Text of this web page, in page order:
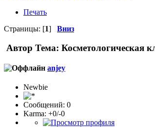
Печать
Страницы: [1] Вниз
Автор Тема: Косметологическая
anjey
Newbie
Сообщений: 0
Karma: +0/-0